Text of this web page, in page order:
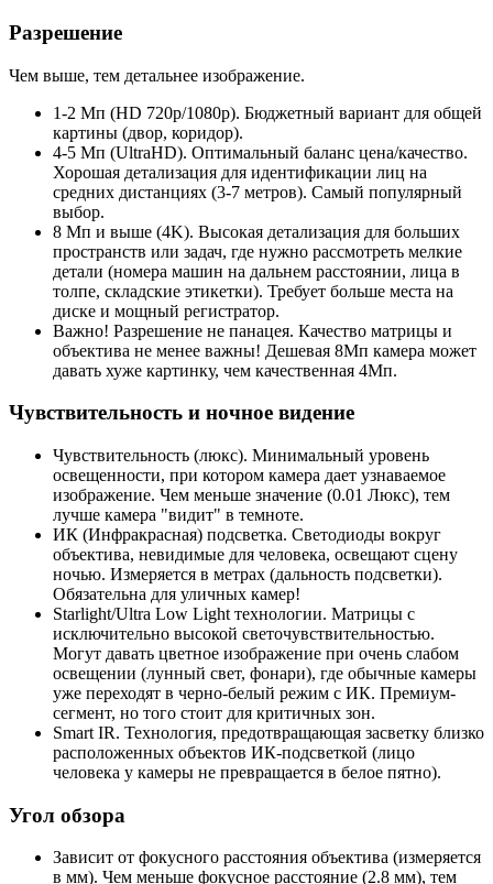
Разрешение
Чем выше, тем детальнее изображение.
1-2 Мп (HD 720p/1080p). Бюджетный вариант для общей
картины (двор, коридор).
4-5 Мп (UltraHD). Оптимальный баланс цена/качество.
Хорошая детализация для идентификации лиц на
средних дистанциях (3-7 метров). Самый популярный
выбор.
8 Мп и выше (4K). Высокая детализация для больших
пространств или задач, где нужно рассмотреть мелкие
детали (номера машин на дальнем расстоянии, лица в
толпе, складские этикетки). Требует больше места на
диске и мощный регистратор.
Важно! Разрешение не панацея. Качество матрицы и
объектива не менее важны! Дешевая 8Мп камера может
давать хуже картинку, чем качественная 4Мп.
Чувствительность и ночное видение
Чувствительность (люкс). Минимальный уровень
освещенности, при котором камера дает узнаваемое
изображение. Чем меньше значение (0.01 Люкс), тем
лучше камера "видит" в темноте.
ИК (Инфракрасная) подсветка. Светодиоды вокруг
объектива, невидимые для человека, освещают сцену
ночью. Измеряется в метрах (дальность подсветки).
Обязательна для уличных камер!
Starlight/Ultra Low Light технологии. Матрицы с
исключительно высокой светочувствительностью.
Могут давать цветное изображение при очень слабом
освещении (лунный свет, фонари), где обычные камеры
уже переходят в черно-белый режим с ИК. Премиум-
сегмент, но того стоит для критичных зон.
Smart IR. Технология, предотвращающая засветку близко
расположенных объектов ИК-подсветкой (лицо
человека у камеры не превращается в белое пятно).
Угол обзора
Зависит от фокусного расстояния объектива (измеряется
в мм). Чем меньше фокусное расстояние (2.8 мм), тем